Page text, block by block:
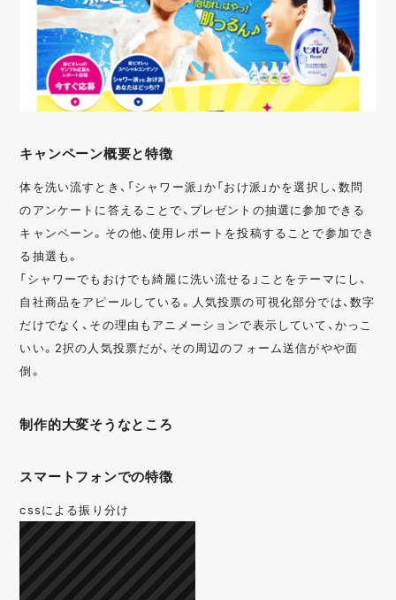
エンターテイメン
電化製品
美容
医療
教育
自治体
メーカー
不動産
型・手法・技術
インスタントウィン
レシートキャンペー
ン
モバイルアプリ
クローズドキャンペ
ーン
オープンキャンペー
ン
ーン
はがき
UGC
ハッシュタグ
カンバセーションボ
タン
カスタムストーリー
クイズ / 謎解き
診断 / 検定
動画キャンペーン
音声
AR
SNSシェア
キャンペーン概要と特徴
体を洗い流すとき、「シャワー派」か「おけ派」かを選択し、数問
のアンケートに答えることで、プレゼントの抽選に参加できる
キャンペーン。その他、使用レポートを投稿することで参加でき
る抽選も。
「シャワーでもおけでも綺麗に洗い流せる」ことをテーマにし、
自社商品をアピールしている。人気投票の可視化部分では、数字
だけでなく、その理由もアニメーションで表示していて、かっこ
いい。2択の人気投票だが、その周辺のフォーム送信がやや面
倒。
制作的大変そうなところ
スマートフォンでの特徴
cssによる振り分け